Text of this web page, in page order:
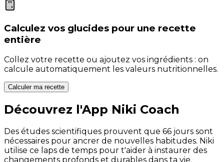
Calculez vos glucides pour une recette
entière
Collez votre recette ou ajoutez vos ingrédients : on
calcule automatiquement les valeurs nutritionnelles.
Calculer ma recette
Découvrez l'App Niki Coach
Des études scientifiques prouvent que 66 jours sont
nécessaires pour ancrer de nouvelles habitudes. Niki
utilise ce laps de temps pour t'aider à instaurer des
changements profonds et durables dans ta vie.